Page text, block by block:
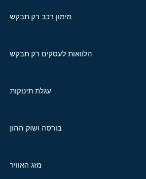
מימון רכב רק תבקש
הלוואות לעסקים רק תבקש
עגלת תינוקות
בורסה ושוק ההון
מזג האוויר